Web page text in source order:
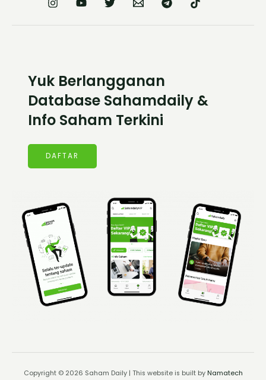
Yuk Berlangganan
Database Sahamdaily &
Info Saham Terkini
DAFTAR
Copyright © 2026 Saham Daily | This website is built by Namatech